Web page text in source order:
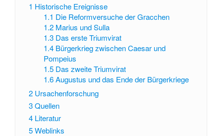
1 Historische Ereignisse
1.1 Die Reformversuche der Gracchen
1.2 Marius und Sulla
1.3 Das erste Triumvirat
1.4 Bürgerkrieg zwischen Caesar und
Pompeius
1.5 Das zweite Triumvirat
1.6 Augustus und das Ende der Bürgerkriege
2 Ursachenforschung
3Quellen
4 Literatur
5Weblinks